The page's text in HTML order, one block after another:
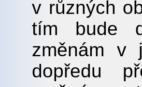
v různých
tím bude
změnám v
dopředu